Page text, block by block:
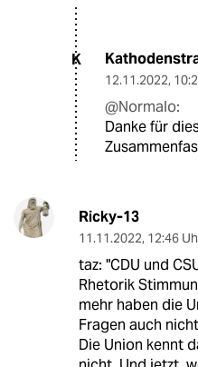
K
12.11.2022,
@Normalo:
Danke für
Ricky-13
11.11.2022, 12:46
taz: "CDU und
Rhetorik
mehr haben die
Fragen auch
Die Union kennt